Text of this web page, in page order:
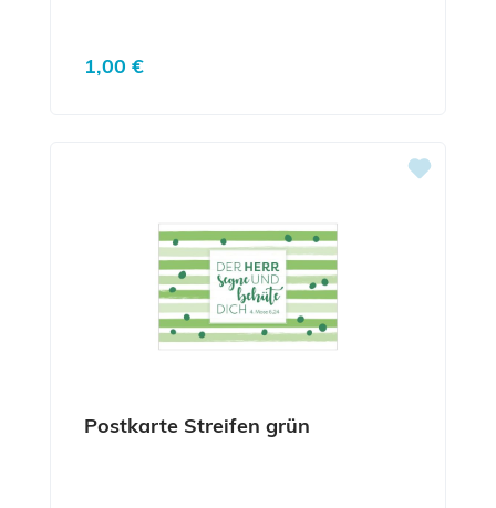
Regulärer Preis:
1,00 €
Postkarte Streifen grün